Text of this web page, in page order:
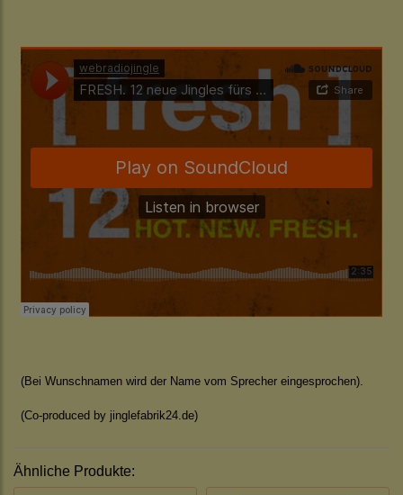
(Bei Wunschnamen wird der Name vom Sprecher eingesprochen).
(Co-produced by jinglefabrik24.de)
Ähnliche Produkte: